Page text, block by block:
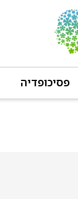
פסיכופדיה